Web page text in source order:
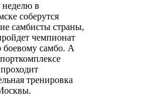
неделю в
соберутся
самбисты страны,
чемпионат
боевому самбо. А
тренировка